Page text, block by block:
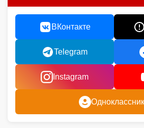
ВКонтакте
Telegram
Instagram